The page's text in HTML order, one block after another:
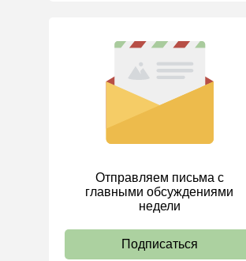
Отправляем письма с
главными обсуждениями
недели
Подписаться